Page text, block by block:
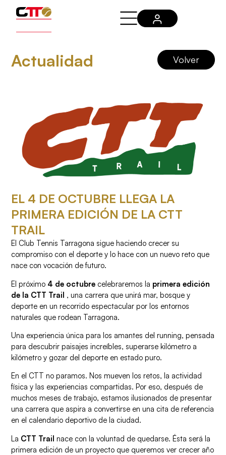
Actualidad Volver
EL 4 DE OCTUBRE LLEGA LA
PRIMERA EDICIÓN DE LA CTT
TRAIL
El Club Tennis Tarragona sigue haciendo crecer su
compromiso con el deporte y lo hace con un nuevo reto que
nace con vocación de futuro.
El próximo 4 de octubre celebraremos la primera edición
de la CTT Trail , una carrera que unirá mar, bosque y
deporte en un recorrido espectacular por los entornos
naturales que rodean Tarragona.
Una experiencia única para los amantes del running, pensada
para descubrir paisajes increíbles, superarse kilómetro a
kilómetro y gozar del deporte en estado puro.
En el CTT no paramos. Nos mueven los retos, la actividad
física y las experiencias compartidas. Por eso, después de
muchos meses de trabajo, estamos ilusionados de presentar
una carrera que aspira a convertirse en una cita de referencia
en el calendario deportivo de la ciudad.
La CTT Trail nace con la voluntad de quedarse. Ésta será la
primera edición de un proyecto que queremos ver crecer año